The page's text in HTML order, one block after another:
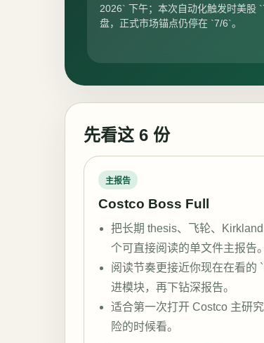
2026` 下午；本次自动化触发时美股
盘，正式市场锚点仍停在 `7/6`。
先看这 6 份
主报告
Costco Boss Full
把长期 thesis、飞轮、
个可直接阅读的单文件主报告。
阅读节奏更接近你现在在看的
进模块，再下钻深报告。
适合第一次打开 Costco 主研
险的时候看。